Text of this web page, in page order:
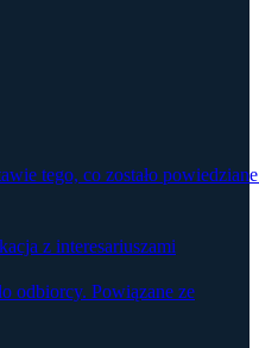
tego, co zostało
z interesariuszami
odbiorcy. Powiązane ze